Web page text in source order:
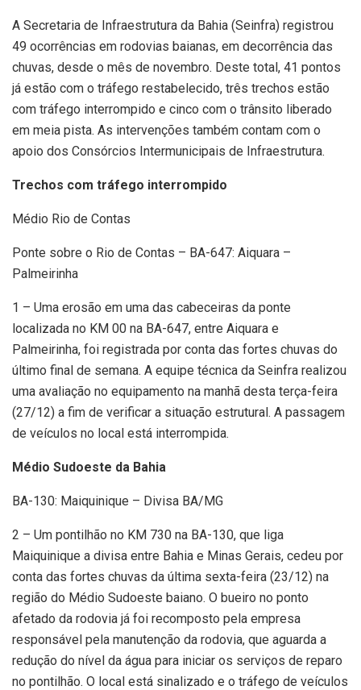
A Secretaria de Infraestrutura da Bahia (Seinfra) registrou
49 ocorrências em rodovias baianas, em decorrência das
chuvas, desde o mês de novembro. Deste total, 41 pontos
já estão com o tráfego restabelecido, três trechos estão
com tráfego interrompido e cinco com o trânsito liberado
em meia pista. As intervenções também contam com o
apoio dos Consórcios Intermunicipais de Infraestrutura.
Trechos com tráfego interrompido
Médio Rio de Contas
Ponte sobre o Rio de Contas – BA-647: Aiquara –
Palmeirinha
1 – Uma erosão em uma das cabeceiras da ponte
localizada no KM 00 na BA-647, entre Aiquara e
Palmeirinha, foi registrada por conta das fortes chuvas do
último final de semana. A equipe técnica da Seinfra realizou
uma avaliação no equipamento na manhã desta terça-feira
(27/12) a fim de verificar a situação estrutural. A passagem
de veículos no local está interrompida.
Médio Sudoeste da Bahia
BA-130: Maiquinique – Divisa BA/MG
2 – Um pontilhão no KM 730 na BA-130, que liga
Maiquinique a divisa entre Bahia e Minas Gerais, cedeu por
conta das fortes chuvas da última sexta-feira (23/12) na
região do Médio Sudoeste baiano. O bueiro no ponto
afetado da rodovia já foi recomposto pela empresa
responsável pela manutenção da rodovia, que aguarda a
redução do nível da água para iniciar os serviços de reparo
no pontilhão. O local está sinalizado e o tráfego de veículos